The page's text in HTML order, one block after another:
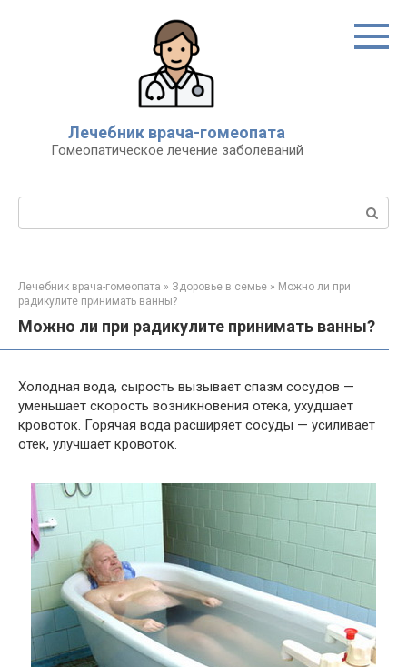
Лечебник врача-гомеопата
Гомеопатическое лечение заболеваний
Поиск:
Лечебник врача-гомеопата » Здоровье в семье » Можно ли при
радикулите принимать ванны?
Можно ли при радикулите принимать ванны?
Холодная вода, сырость вызывает спазм сосудов —
уменьшает скорость возникновения отека, ухудшает
кровоток. Горячая вода расширяет сосуды — усиливает
отек, улучшает кровоток.